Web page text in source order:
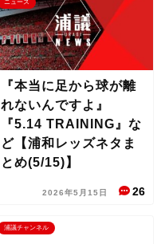
ニュース
『本当に足から球が離
れないんですよ』
『5.14 TRAINING』な
ど【浦和レッズネタま
とめ(5/15)】
2026年5月15日 26
浦議チャンネル